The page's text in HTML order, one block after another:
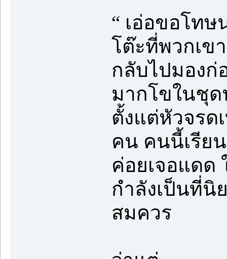
“ เอ่อขอโท
โต๊ะที่พวกเข
กลับไปมองก่
มากโขในชุด
ตั้งแต่หัวจรด
คน คนนี้เรีย
ค่อยเจอแดด
กำลังเป็นที่นิ
สมควร